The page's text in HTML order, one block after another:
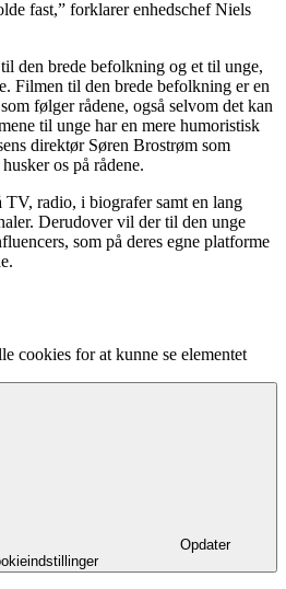
fast,” forklarer enhedschef Niels
den brede befolkning og et til unge,
Filmen til den brede befolkning er en
følger rådene, også selvom det kan
til unge har en mere humoristisk
direktør Søren Brostrøm som
os på rådene.
TV, radio, i biografer samt en lang
Derudover vil der til den unge
som på deres egne platforme
cookies for at kunne se elementet
Opdater